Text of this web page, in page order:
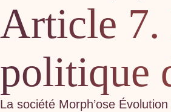
Article 7.
politique
La société Morph’ose